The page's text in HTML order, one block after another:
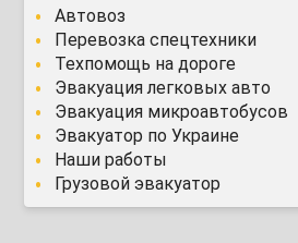
Автовоз
Перевозка спецтехники
Техпомощь на дороге
Эвакуация легковых авто
Эвакуация микроавтобусов
Эвакуатор по Украине
Наши работы
Грузовой эвакуатор